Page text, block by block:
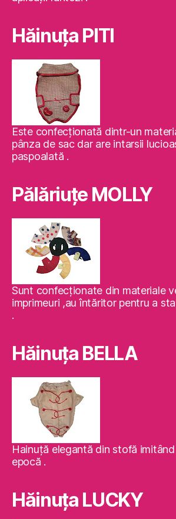
Hăinuţa PITI
Este confecţionată dintr-un
pânza de sac dar are intarsii
paspoalată .
Pălăriuţe MOLLY
Sunt confecţionate din materiale
imprimeuri ,au întăritor pentru a
.
Hăinuţa BELLA
Hainuţă elegantă din stofă
epocă .
Hăinuţa LUCKY